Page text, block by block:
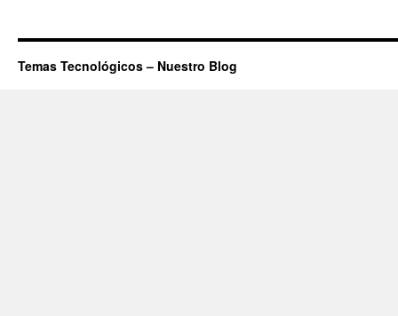
Temas Tecnológicos – Nuestro Blog